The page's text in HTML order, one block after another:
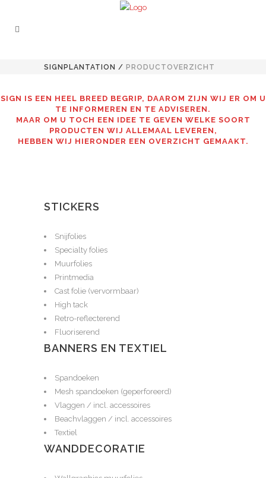
SIGNPLANTATION / PRODUCTOVERZICHT
SIGN IS EEN HEEL BREED BEGRIP, DAAROM ZIJN WIJ ER OM U
TE INFORMEREN EN TE ADVISEREN.
MAAR OM U TOCH EEN IDEE TE GEVEN WELKE SOORT
PRODUCTEN WIJ ALLEMAAL LEVEREN,
HEBBEN WIJ HIERONDER EEN OVERZICHT GEMAAKT.
STICKERS
Snijfolies
Specialty folies
Muurfolies
Printmedia
Cast folie (vervormbaar)
High tack
Retro-reflecterend
Fluoriserend
BANNERS EN TEXTIEL
Spandoeken
Mesh spandoeken (geperforeerd)
Vlaggen / incl. accessoires
Beachvlaggen / incl. accessoires
Textiel
WANDDECORATIE